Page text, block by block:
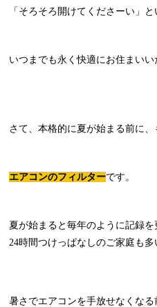
「そろそろ開けてくださーい」
いつまでも永く快適にお住まい
さて、本格的に夏が始まる前に
エアコンのフィルターです。
夏が始まると毎年のように記録
24時間つけっぱなしのご家庭も多
暑さでエアコンを手放せなくな